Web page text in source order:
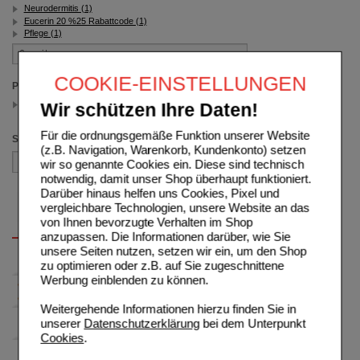
COOKIE-EINSTELLUNGEN
Wir schützen Ihre Daten!
Für die ordnungsgemäße Funktion unserer Website
(z.B. Navigation, Warenkorb, Kundenkonto) setzen
wir so genannte Cookies ein. Diese sind technisch
notwendig, damit unser Shop überhaupt funktioniert.
Darüber hinaus helfen uns Cookies, Pixel und
vergleichbare Technologien, unsere Website an das
von Ihnen bevorzugte Verhalten im Shop
anzupassen. Die Informationen darüber, wie Sie
unsere Seiten nutzen, setzen wir ein, um den Shop
zu optimieren oder z.B. auf Sie zugeschnittene
Werbung einblenden zu können.
Weitergehende Informationen hierzu finden Sie in
unserer Datenschutzerklärungbei dem Unterpunkt
Cookies.
Neurodermitis (1)
Eucerin 20 %25 Rabattcode (1)
Pflege (1)
Packungsgröße
45 ml
(auswahl entfernen)
Sortieren nach